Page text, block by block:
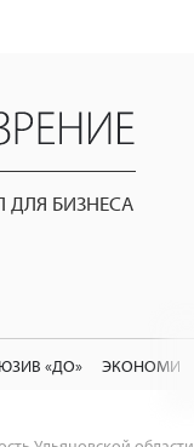
ДЛЯ БИЗНЕСА
«ДО»